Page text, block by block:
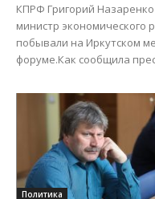
КПРФ Григорий
министр экономического
побывали на Иркутском
форуме.Как сообщила
Политика